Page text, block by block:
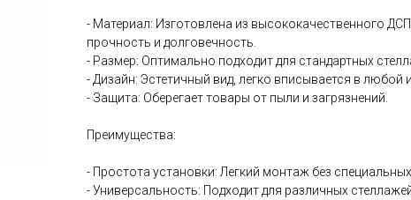
- Материал: Изготовлена из высококачественного
прочность и долговечность.
- Размер: Оптимально подходит для стандартных
- Дизайн: Эстетичный вид, легко вписывается в любой
- Защита: Оберегает товары от пыли и загрязнений.
Преимущества:
- Простота установки: Легкий монтаж без
- Универсальность: Подходит для различных